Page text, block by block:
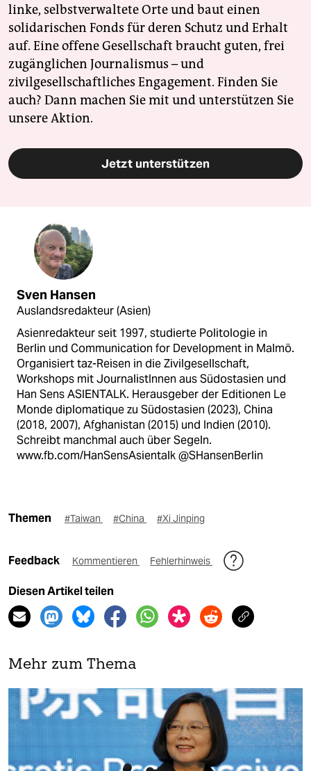
linke, selbstverwaltete Orte und baut einen
solidarischen Fonds für deren Schutz und Erhalt
auf. Eine offene Gesellschaft braucht guten, frei
zugänglichen Journalismus – und
zivilgesellschaftliches Engagement. Finden Sie
auch? Dann machen Sie mit und unterstützen Sie
unsere Aktion.
Jetzt unterstützen
Sven Hansen
Auslandsredakteur (Asien)
Asienredakteur seit 1997, studierte Politologie in
Berlin und Communication for Development in Malmö.
Organisiert taz-Reisen in die Zivilgesellschaft,
Workshops mit JournalistInnen aus Südostasien und
Han Sens ASIENTALK. Herausgeber der Editionen Le
Monde diplomatique zu Südostasien (2023), China
(2018, 2007), Afghanistan (2015) und Indien (2010).
Schreibt manchmal auch über Segeln.
www.fb.com/HanSensAsientalk @SHansenBerlin
Themen #Taiwan #China #Xi Jinping
Feedback Kommentieren Fehlerhinweis
Diesen Artikel teilen
Mehr zum Thema